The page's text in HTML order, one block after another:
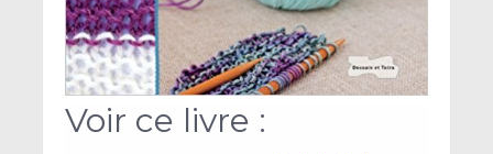
Voir ce livre :